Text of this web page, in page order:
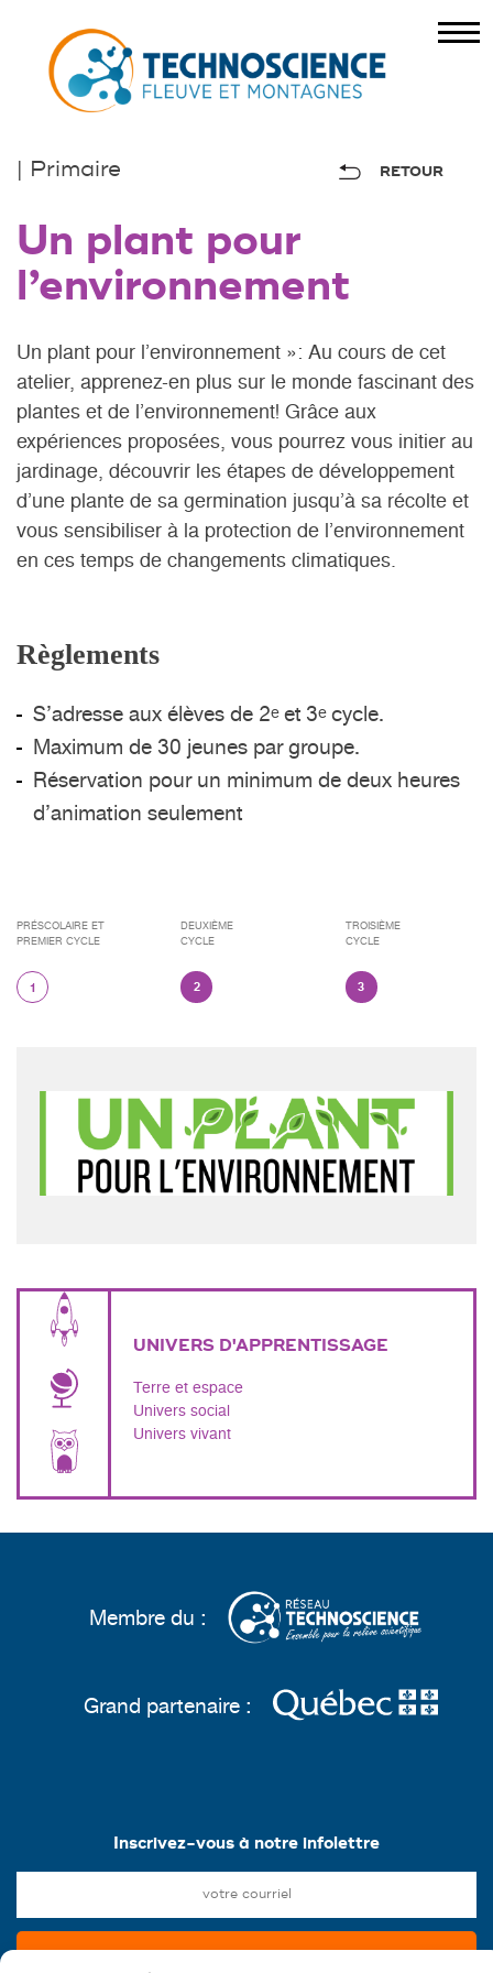
| Primaire RETOUR
Un plant pour
l’environnement
Un plant pour l’environnement »: Au cours de cet
atelier, apprenez-en plus sur le monde fascinant des
plantes et de l’environnement! Grâce aux
expériences proposées, vous pourrez vous initier au
jardinage, découvrir les étapes de développement
d’une plante de sa germination jusqu’à sa récolte et
vous sensibiliser à la protection de l’environnement
en ces temps de changements climatiques.
Règlements
S’adresse aux élèves de 2e et 3e cycle.
Maximum de 30 jeunes par groupe.
Réservation pour un minimum de deux heures
d’animation seulement
PRÉSCOLAIRE ET
PREMIER CYCLE
1
DEUXIÈME
CYCLE
2
TROISIÈME
CYCLE
3
UNIVERS D'APPRENTISSAGE
Terre et espace
Univers social
Univers vivant
Membre du :
Grand partenaire :
Inscrivez-vous à notre infolettre